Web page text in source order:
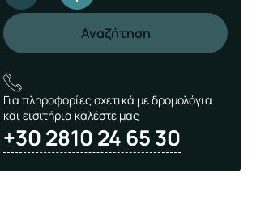
Για πληροφορίες σχετικά με δρομολόγια
και εισιτήρια καλέστε μας
+30 2810 24 65 30
Αναζήτηση